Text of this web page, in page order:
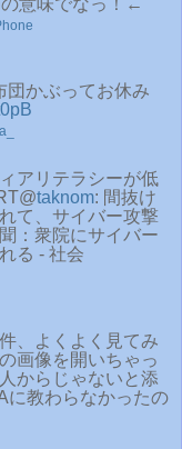
団かぶってお休み
アリテラシーが低
taknom: 間抜け
て、サイバー攻撃
：衆院にサイバー
る - 社会
、よくよく見てみ
画像を開いちゃっ
からじゃないと添
に教わらなかったの